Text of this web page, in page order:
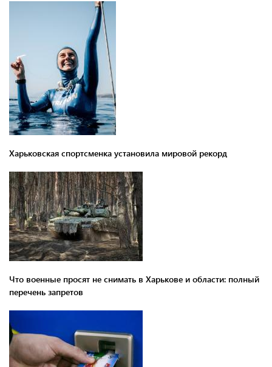
Харьковская спортсменка установила мировой рекорд
Что военные просят не снимать в Харькове и области: полный
перечень запретов